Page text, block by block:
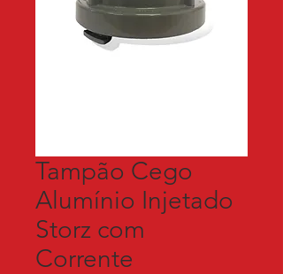
Tampão Cego
Alumínio Injetado
Storz com
Corrente